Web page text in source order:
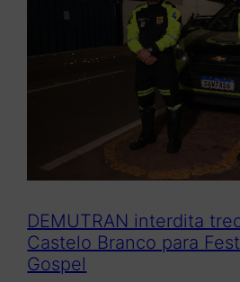
DEMUTRAN interdita
Castelo Branco para
Gospel